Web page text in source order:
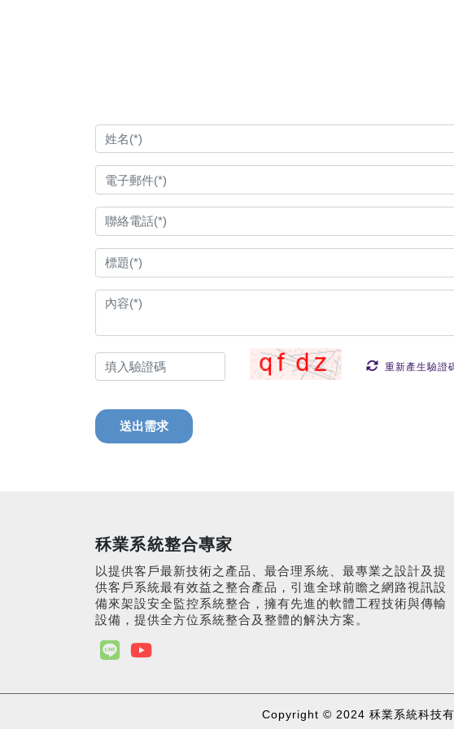
重新產生驗證
秝業系統整合專家
以提供客戶最新技術之產品、最合理系統、最專業之設計及提
供客戶系統最有效益之整合產品，引進全球前瞻之網路視訊設
備來架設安全監控系統整合，擁有先進的軟體工程技術與傳輸
設備，提供全方位系統整合及整體的解決方案。
Copyright © 2024 秝業系統科技